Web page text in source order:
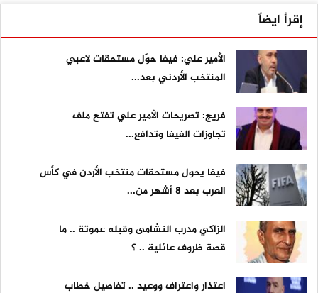
إقرأ ايضاً
الأمير علي: فيفا حوّل مستحقات لاعبي
المنتخب الأردني بعد...
فريج: تصريحات الأمير علي تفتح ملف
تجاوزات الفيفا وتدافع...
فيفا يحول مستحقات منتخب الأردن في كأس
العرب بعد 8 أشهر من...
الزاكي مدرب النشامى وقبله عموتة .. ما
قصة ظروف عائلية .. ؟
اعتذار واعتراف ووعيد .. تفاصيل خطاب